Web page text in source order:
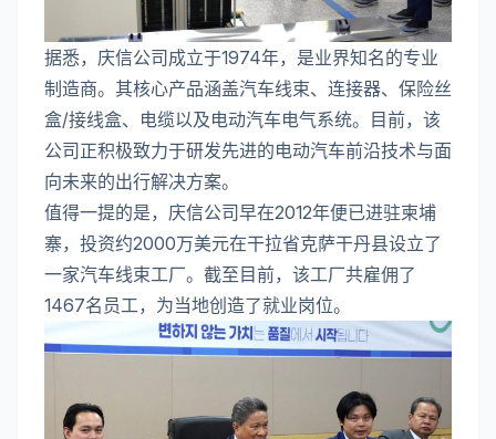
据悉，庆信公司成立于1974年，是业界知名的专业
制造商。其核心产品涵盖汽车线束、连接器、保险丝
盒/接线盒、电缆以及电动汽车电气系统。目前，该
公司正积极致力于研发先进的电动汽车前沿技术与面
向未来的出行解决方案。
值得一提的是，庆信公司早在2012年便已进驻柬埔
寨，投资约2000万美元在干拉省克萨干丹县设立了
一家汽车线束工厂。截至目前，该工厂共雇佣了
1467名员工，为当地创造了就业岗位。